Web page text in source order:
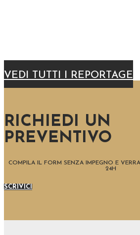
VEDI TUTTI I REPORTAGE
RICHIEDI UN
PREVENTIVO
COMPILA IL FORM SENZA IMPEGNO E
24H
SCRIVICI